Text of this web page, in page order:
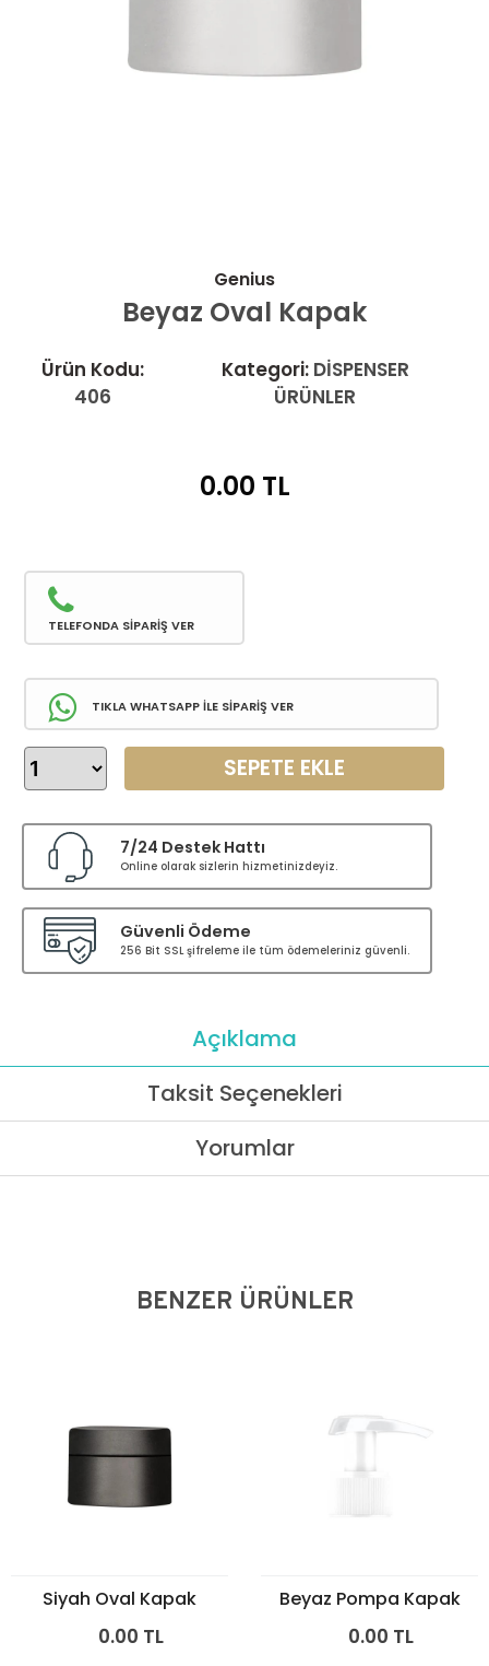
Genius
Beyaz Oval Kapak
Ürün Kodu:
406
Kategori: DİSPENSER
ÜRÜNLER
0.00 TL
TELEFONDA SİPARİŞ VER
TIKLA WHATSAPP İLE SİPARİŞ VER
SEPETE EKLE
7/24 Destek Hattı
Online olarak sizlerin hizmetinizdeyiz.
Güvenli Ödeme
256 Bit SSL şifreleme ile tüm ödemeleriniz güvenli.
Açıklama
Taksit Seçenekleri
Yorumlar
BENZER ÜRÜNLER
Siyah Oval Kapak
0.00 TL
Beyaz Pompa Kapak
0.00 TL